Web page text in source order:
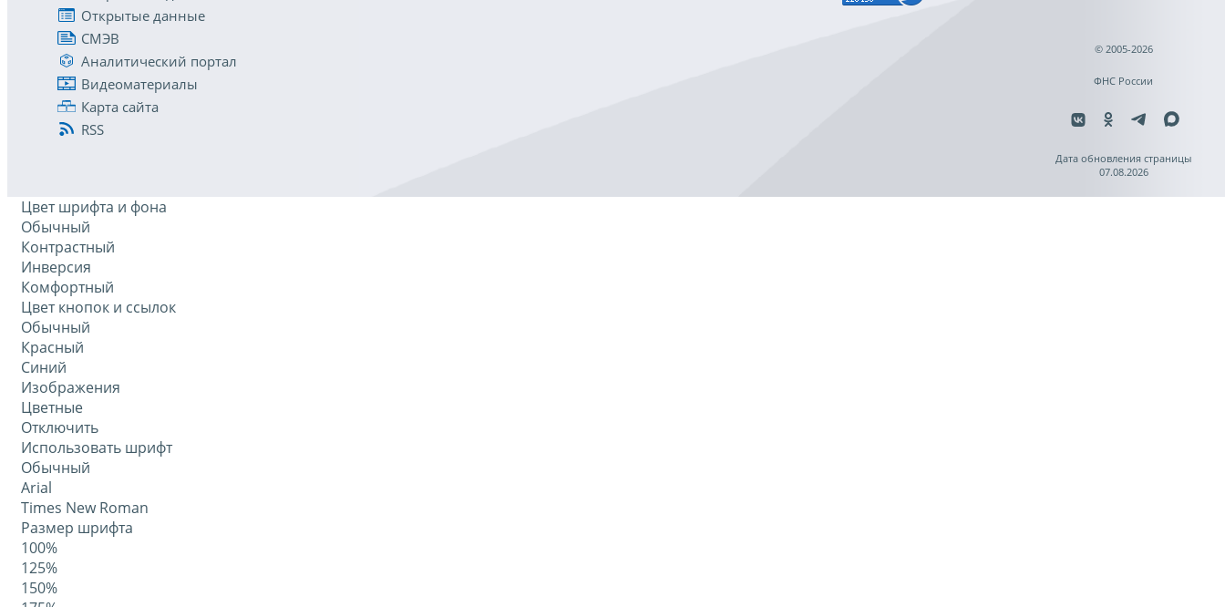
Открытые данные
СМЭВ
Аналитический портал
Видеоматериалы
Карта сайта
RSS
© 2005-2026
ФНС России
Дата обновления страницы
07.08.2026
Цвет шрифта и фона
Обычный
Контрастный
Инверсия
Комфортный
Цвет кнопок и ссылок
Обычный
Красный
Синий
Изображения
Цветные
Отключить
Использовать шрифт
Обычный
Arial
Times New Roman
Размер шрифта
100%
125%
150%